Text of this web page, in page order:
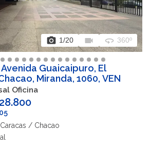
photo_camera 1/20 videocam 360 360º
Guaicaipuro, El
Miranda, 1060, VEN
Oficina
Caracas / Chacao